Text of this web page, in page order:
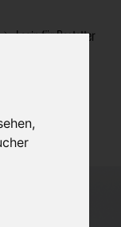
Login für Bestatter